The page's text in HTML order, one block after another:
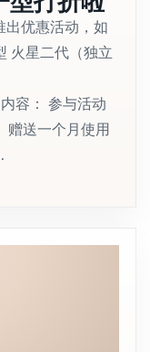
出优惠活动，如
火星二代（独立
容： 参与活动
赠送一个月使用